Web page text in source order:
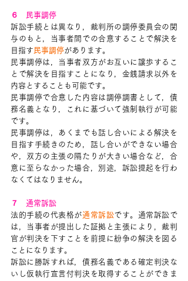
６　民事調停
訴訟手続とは異なり，裁判所の調停委員会の関
与のもと，当事者間での合意することで解決を
目指す 民事調停があります。
民事調停は，当事者双方がお互いに譲歩するこ
とで解決を目指すことになり，金銭請求以外を
内容とすることも可能です。
民事調停で合意した内容は調停調書として，債
務名義となり，これに基づいて強制執行が可能
です。
民事調停は，あくまでも話し合いによる解決を
目指す手続きのため，話し合いができない場合
や，双方の主張の隔たりが大きい場合など，合
意に至らなかった場合，別途，訴訟提起を行わ
なくてはなりません。
７　通常訴訟
法的手続の代表格が通常訴訟です。通常訴訟で
は，当事者が提出した証拠と主張により，裁判
官が判決を下すことを前提に紛争の解決を図る
ことになります。
訴訟に勝訴すれば，債務名義である確定判決な
いし仮執行宣言付判決を取得することができま